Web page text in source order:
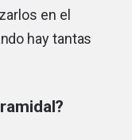
en el
hay tantas